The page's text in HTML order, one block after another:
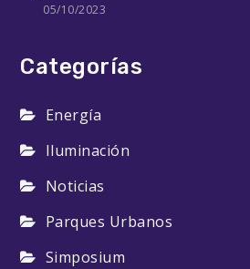
05/10/2023
Categorías
Energía
Iluminación
Noticias
Parques Urbanos
Simposium